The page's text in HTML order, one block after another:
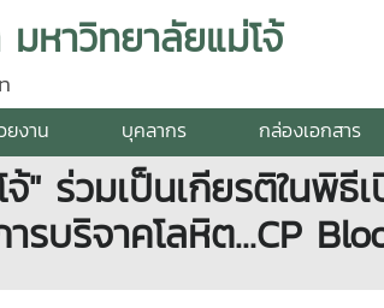
หาวิทยาลัยแม่โจ้
ยงาน บุคลากร กล่องเอกสาร
" ร่วมเป็นเกียรติในพิธี
รบริจาคโลหิต...CP